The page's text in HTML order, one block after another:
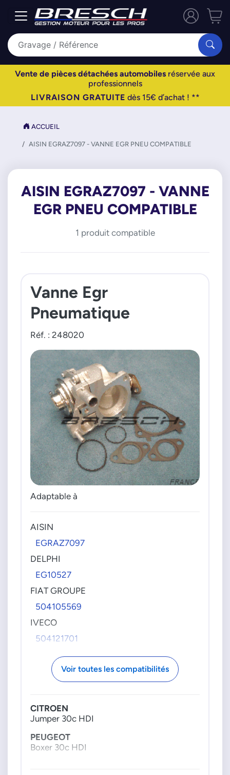
Vente de pièces détachées automobiles réservée aux
professionnels
LIVRAISON GRATUITE dès 15€ d’achat ! **
ACCUEIL
AISIN EGRAZ7097 - VANNE EGR PNEU COMPATIBLE
AISIN EGRAZ7097 - VANNE
EGR PNEU COMPATIBLE
1 produit compatible
Vanne Egr
Pneumatique
Réf. : 248020
Adaptable à
AISIN
EGRAZ7097
DELPHI
EG10527
FIAT GROUPE
504105569
IVECO
504121701
NTK-NGK
93038
EGP0N113
0000162642
VDO-CONTINENTAL
Voir toutes les compatibilités
CITROEN
Jumper 30c HDI
PEUGEOT
Boxer 30c HDI